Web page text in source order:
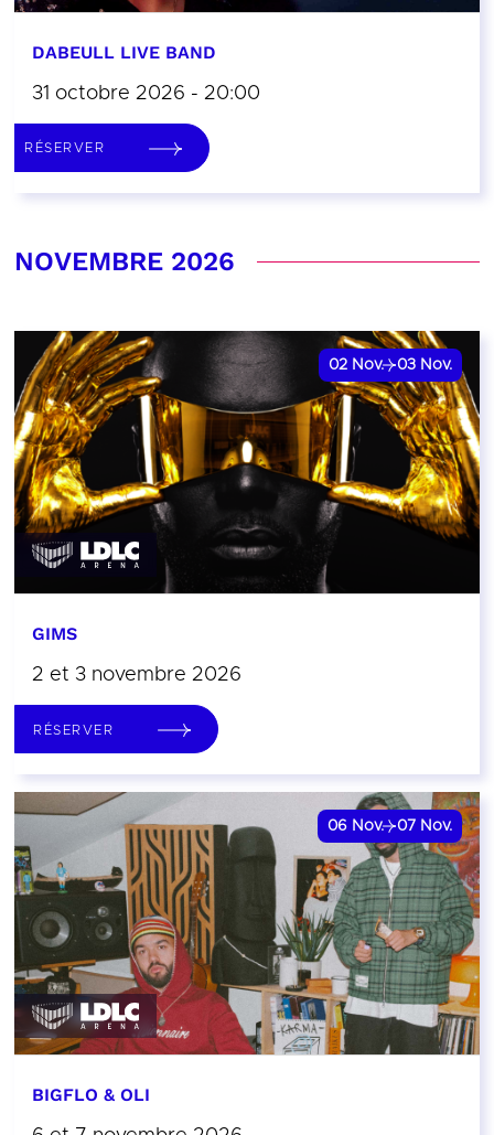
DABEULL LIVE BAND
31 octobre 2026 - 20:00
RÉSERVER
NOVEMBRE 2026
02 Nov. 03 Nov.
GIMS
2 et 3 novembre 2026
RÉSERVER
06 Nov. 07 Nov.
BIGFLO & OLI